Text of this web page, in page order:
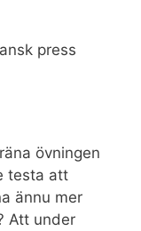
press
övningen
testa att
ännu mer
Att under